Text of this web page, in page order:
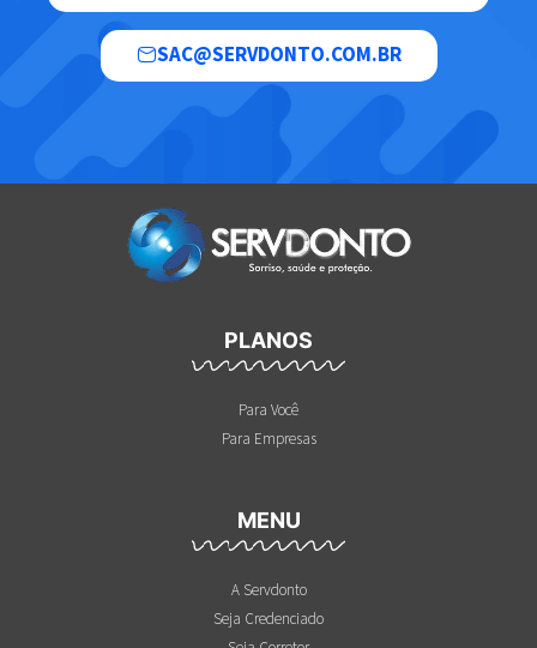
SAC@SERVDONTO.COM.BR
PLANOS
Para Você
Para Empresas
MENU
A Servdonto
Seja Credenciado